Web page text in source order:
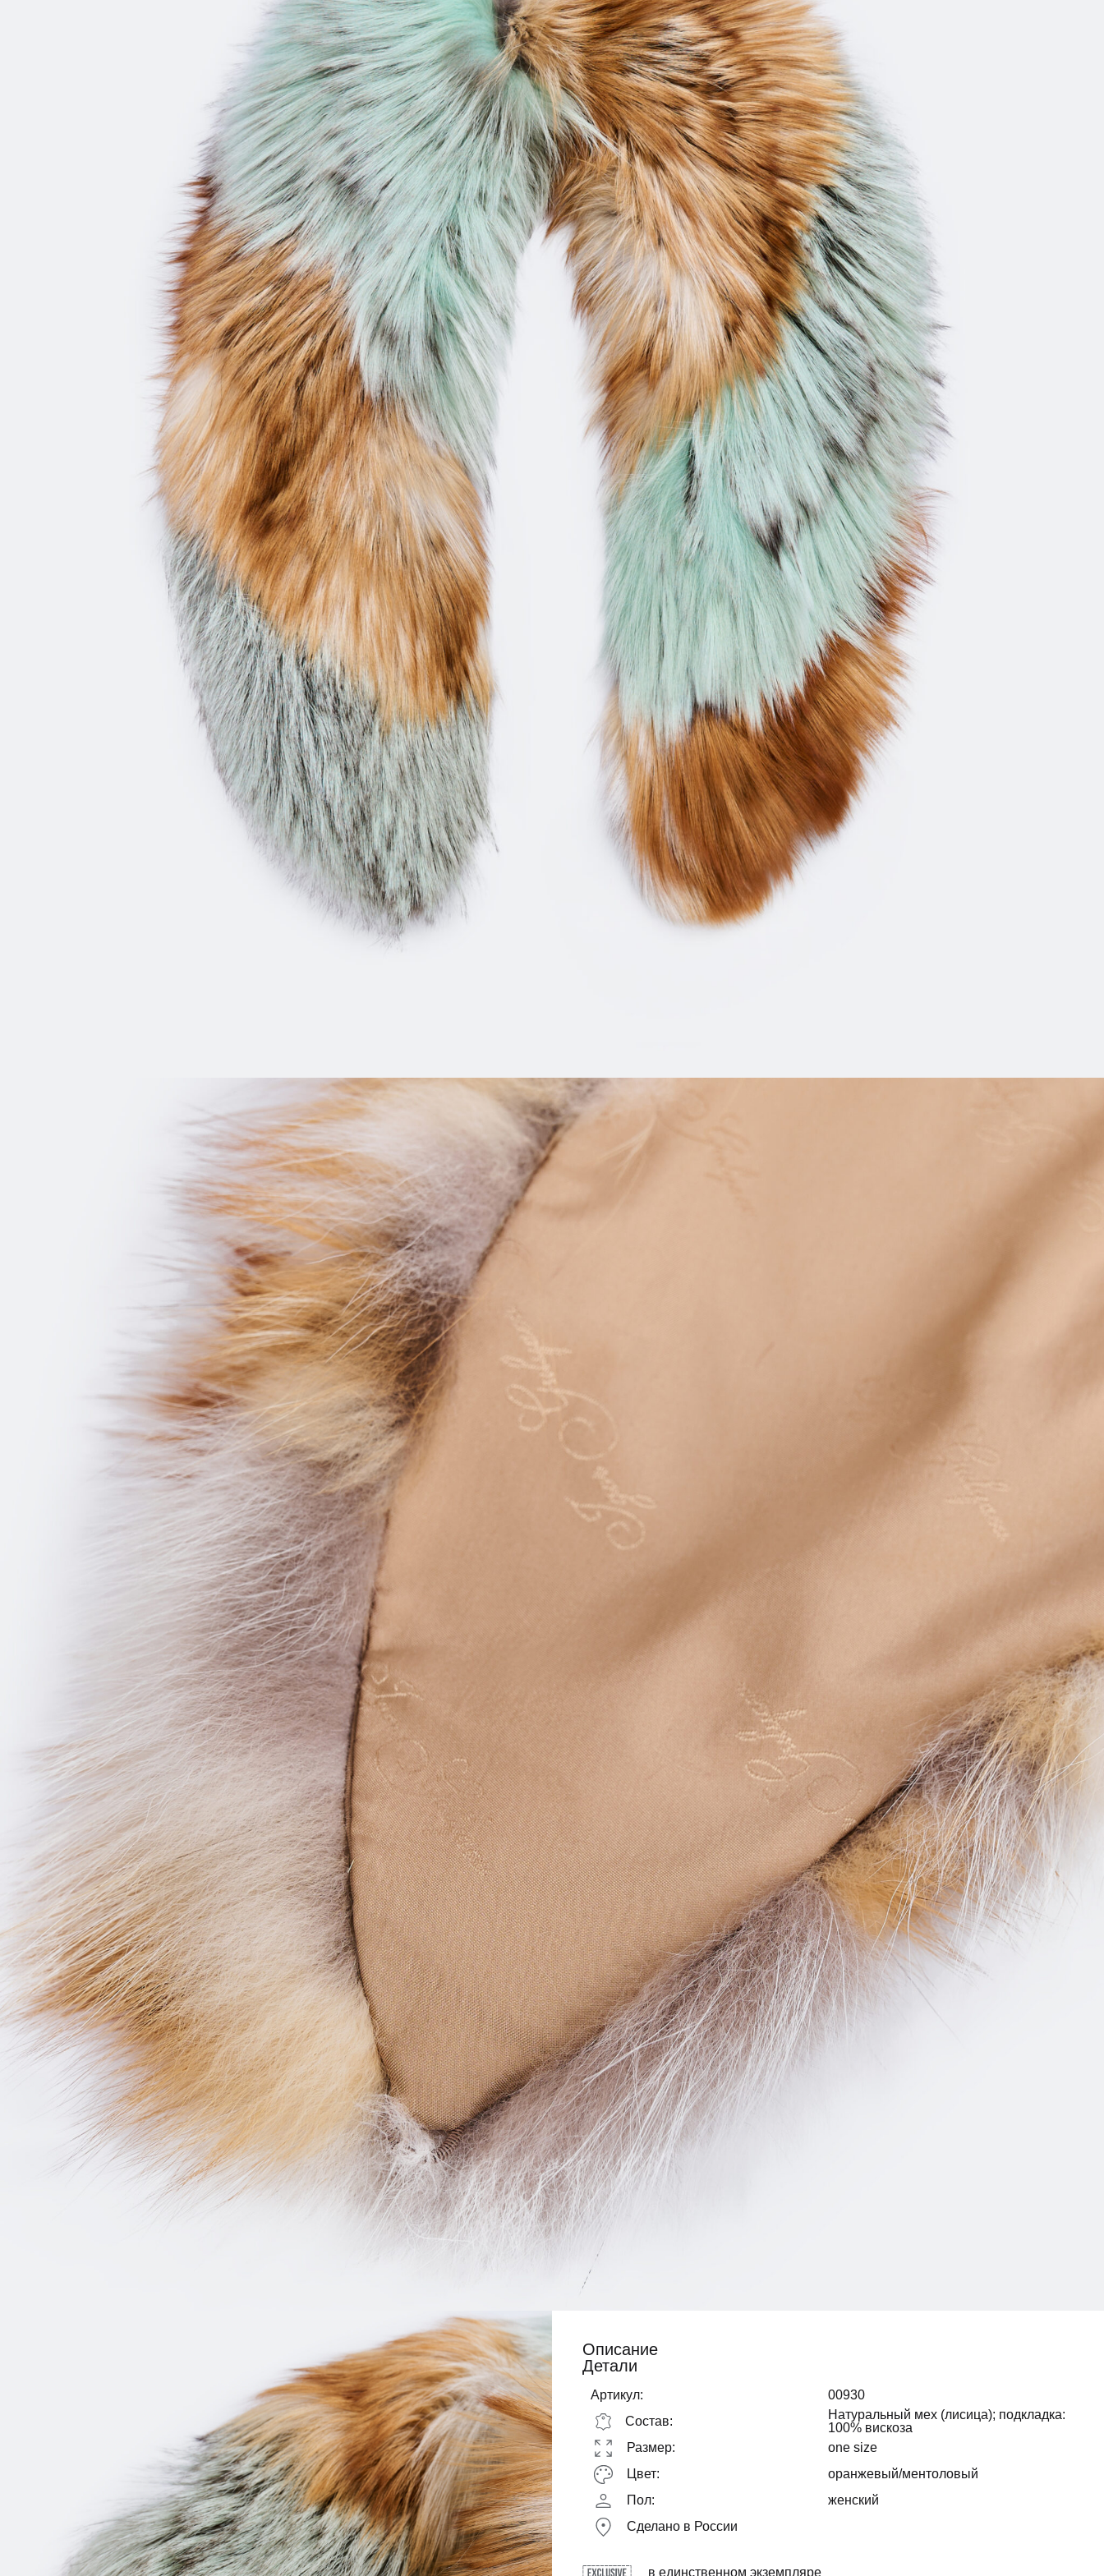
Описание
Детали
Артикул:
00930
Состав:
Натуральный мех (лисица); подкладка:
100% вискоза
Размер:
one size
Цвет:
оранжевый/ментоловый
Пол:
женский
Сделано в России
в единственном экземпляре